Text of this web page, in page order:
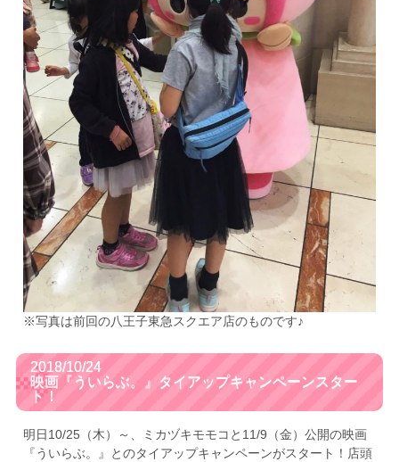
※写真は前回の八王子東急スクエア店のものです♪
2018/10/24
映画『ういらぶ。』タイアップキャンペーンスター
ト！
明日10/25（木）～、ミカヅキモモコと11/9（金）公開の映画
『ういらぶ。』とのタイアップキャンペーンがスタート！店頭